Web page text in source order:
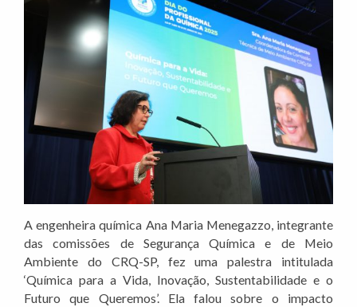
A engenheira química Ana Maria Menegazzo, integrante
das comissões de Segurança Química e de Meio
Ambiente do CRQ-SP, fez uma palestra intitulada
‘Química para a Vida, Inovação, Sustentabilidade e o
Futuro que Queremos’. Ela falou sobre o impacto